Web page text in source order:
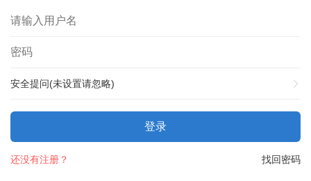
安全提问(未设置请忽略)
登录
找回密码
还没有注册？